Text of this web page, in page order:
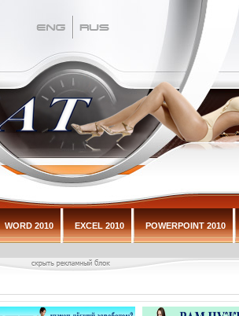
WORD 2010 EXCEL 2010 POWERPOINT 2010